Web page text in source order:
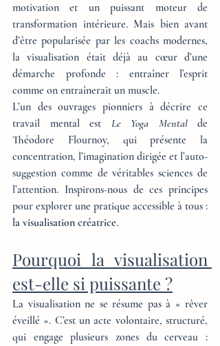
motivation et un puissant moteur de
transformation intérieure. Mais bien avant
d’être popularisée par les coachs modernes,
la visualisation était déjà au cœur d’une
démarche profonde : entraîner l’esprit
comme on entraînerait un muscle.
L’un des ouvrages pionniers à décrire ce
travail mental est Le Yoga Mental de
Théodore Flournoy, qui présente la
concentration, l’imagination dirigée et l’auto-
suggestion comme de véritables sciences de
l’attention. Inspirons-nous de ces principes
la visualisation créatrice.
Pourquoi la visualisation
est-elle si puissante ?
La visualisation ne se résume pas à « rêver
éveillé ». C’est un acte volontaire, structuré,
qui engage plusieurs zones du cerveau :